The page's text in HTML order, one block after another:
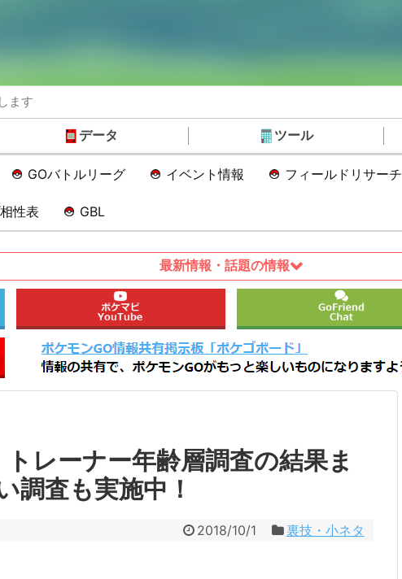
ます
データ ツール
GOバトルリーグ イベント情報 フィールドリサーチ
性表 GBL
最新情報・話題の情報
トレーナー年齢層調査の結果ま
調査も実施中！
2018/10/1 裏技・小ネタ